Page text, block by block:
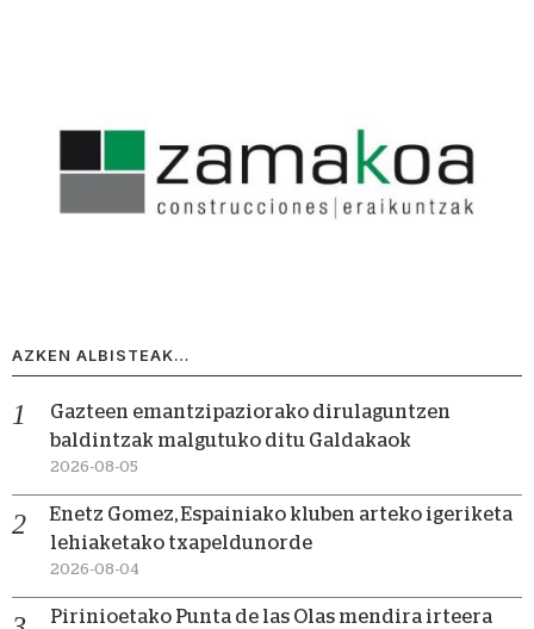
AZKEN ALBISTEAK…
Gazteen emantzipaziorako dirulaguntzen
baldintzak malgutuko ditu Galdakaok
2026-08-05
Enetz Gomez, Espainiako kluben arteko igeriketa
lehiaketako txapeldunorde
2026-08-04
Pirinioetako Punta de las Olas mendira irteera